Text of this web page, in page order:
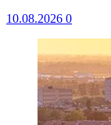
10.08.2026 0